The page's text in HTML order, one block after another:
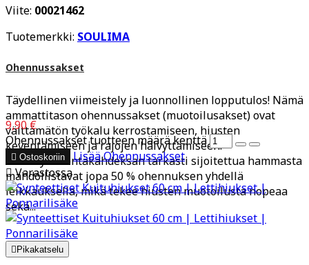
Viite: 00021462
Tuotemerkki: SOULIMA
Ohennussakset
Täydellinen viimeistely ja luonnollinen lopputulos! Nämä
ammattitason ohennussakset (muotoilusakset) ovat
välttämätön työkalu kerrostamiseen, hiusten
keventämiseen ja rajojen häivyttämiseen.
Kaksikymmentäkahdeksan tarkasti sijoitettua hammasta
mahdollistavat jopa 50 % ohennuksen yhdellä
leikkauksella, mikä tekee hiusten muotoilusta nopeaa
sekä...
9,90 €
Ohennussakset tuotteen määrä kenttä
 Ostoskoriin LisääOhennussakset
Varastossa
 Pikakatselu